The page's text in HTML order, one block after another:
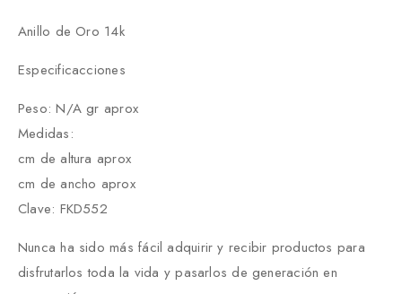
Anillo de Oro 14k
Especificacciones
Peso: N/A gr aprox
Medidas:
cm de altura aprox
cm de ancho aprox
Clave: FKD552
Nunca ha sido más fácil adquirir y recibir productos para
disfrutarlos toda la vida y pasarlos de generación en